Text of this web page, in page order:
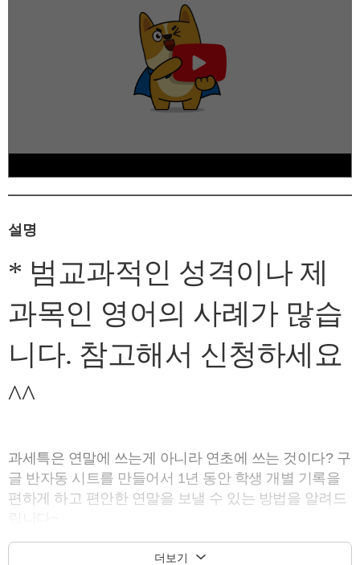
설명
* 범교과적인 성격이나 제
과목인 영어의 사례가 많습
니다. 참고해서 신청하세요
^^
과세특은 연말에 쓰는게 아니라 연초에 쓰는 것이다? 구
글 반자동 시트를 만들어서 1년 동안 학생 개별 기록을
편하게 하고 편안한 연말을 보낼 수 있는 방법을 알려드
더보기